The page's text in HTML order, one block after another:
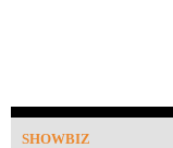
SHOWBIZ